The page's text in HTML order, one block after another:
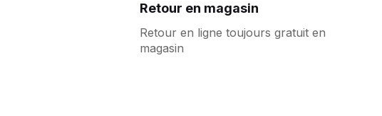
Retour en magasin
Retour en ligne toujours gratuit en
magasin